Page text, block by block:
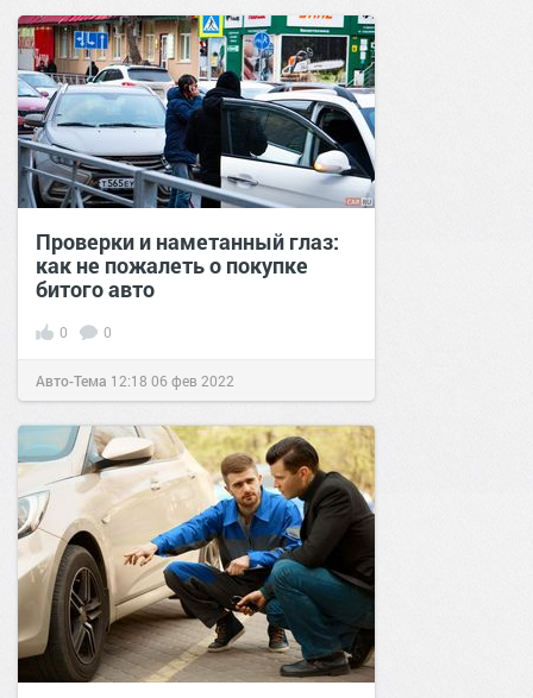
Проверки и наметанный глаз:
как не пожалеть о покупке
битого авто
0 0
Авто-Тема 12:18 06 фев 2022